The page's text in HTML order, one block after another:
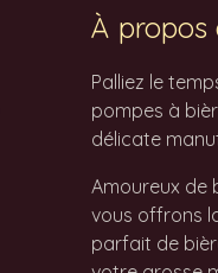
À propos
Palliez le
pompes à
délicate
Amoureux de
vous offrons
parfait de